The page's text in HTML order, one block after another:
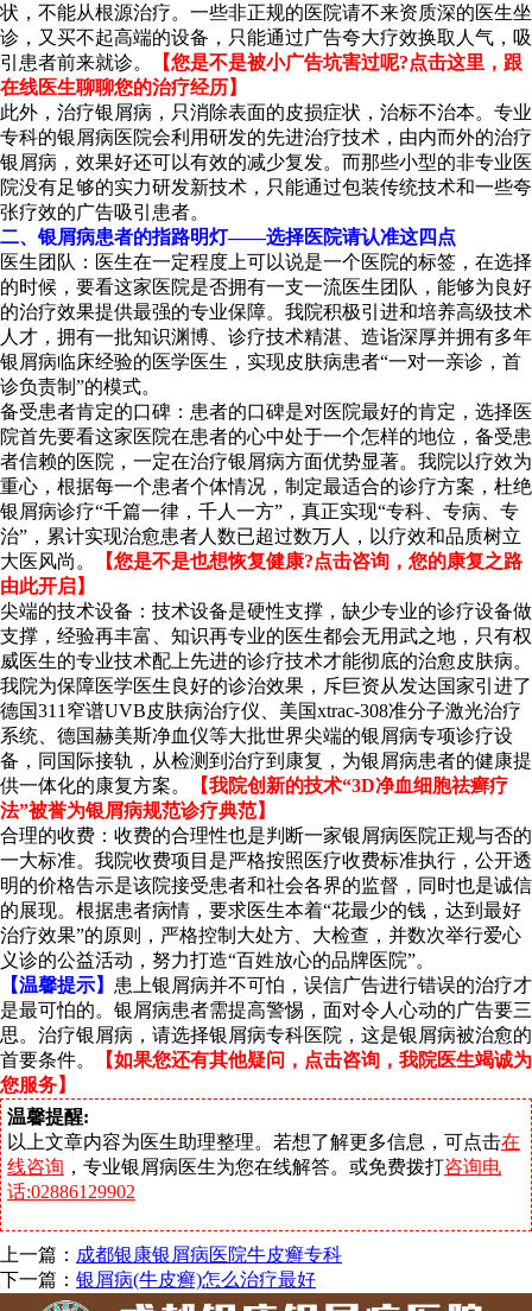
状，不能从根源治疗。一些非正规的医院请不来资质深的医生坐
诊，又买不起高端的设备，只能通过广告夸大疗效换取人气，吸
引患者前来就诊。
【您是不是被小广告坑害过呢?点击这里，跟
在线医生聊聊您的治疗经历】
此外，治疗银屑病，只消除表面的皮损症状，治标不治本。专业
专科的银屑病医院会利用研发的先进治疗技术，由内而外的治疗
银屑病，效果好还可以有效的减少复发。而那些小型的非专业医
院没有足够的实力研发新技术，只能通过包装传统技术和一些夸
张疗效的广告吸引患者。
二、银屑病患者的指路明灯——选择医院请认准这四点
医生团队：医生在一定程度上可以说是一个医院的标签，在选择
的时候，要看这家医院是否拥有一支一流医生团队，能够为良好
的治疗效果提供最强的专业保障。我院积极引进和培养高级技术
人才，拥有一批知识渊博、诊疗技术精湛、造诣深厚并拥有多年
银屑病临床经验的医学医生，实现皮肤病患者“一对一亲诊，首
诊负责制”的模式。
备受患者肯定的口碑：患者的口碑是对医院最好的肯定，选择医
院首先要看这家医院在患者的心中处于一个怎样的地位，备受患
者信赖的医院，一定在治疗银屑病方面优势显著。我院以疗效为
重心，根据每一个患者个体情况，制定最适合的诊疗方案，杜绝
银屑病诊疗“千篇一律，千人一方”，真正实现“专科、专病、专
治”，累计实现治愈患者人数已超过数万人，以疗效和品质树立
大医风尚。
【您是不是也想恢复健康?点击咨询，您的康复之路
由此开启】
尖端的技术设备：技术设备是硬性支撑，缺少专业的诊疗设备做
支撑，经验再丰富、知识再专业的医生都会无用武之地，只有权
威医生的专业技术配上先进的诊疗技术才能彻底的治愈皮肤病。
我院为保障医学医生良好的诊治效果，斥巨资从发达国家引进了
德国311窄谱UVB皮肤病治疗仪、美国xtrac-308准分子激光治疗
系统、德国赫美斯净血仪等大批世界尖端的银屑病专项诊疗设
备，同国际接轨，从检测到治疗到康复，为银屑病患者的健康提
供一体化的康复方案。
【我院创新的技术“3D净血细胞祛癣疗
法”被誉为银屑病规范诊疗典范】
合理的收费：收费的合理性也是判断一家银屑病医院正规与否的
一大标准。我院收费项目是严格按照医疗收费标准执行，公开透
明的价格告示是该院接受患者和社会各界的监督，同时也是诚信
的展现。根据患者病情，要求医生本着“花最少的钱，达到最好
治疗效果”的原则，严格控制大处方、大检查，并数次举行爱心
义诊的公益活动，努力打造“百姓放心的品牌医院”。
【温馨提示】 患上银屑病并不可怕，误信广告进行错误的治疗才
是最可怕的。银屑病患者需提高警惕，面对令人心动的广告要三
思。治疗银屑病，请选择银屑病专科医院，这是银屑病被治愈的
首要条件。
【如果您还有其他疑问，点击咨询，我院医生竭诚为
您服务】
温馨提醒:
以上文章内容为医生助理整理。若想了解更多信息，可点击在
线咨询 ，专业银屑病医生为您在线解答。或免费拨打咨询电
话:02886129902
上一篇： 成都银康银屑病医院牛皮癣专科
下一篇： 银屑病(牛皮癣)怎么治疗最好